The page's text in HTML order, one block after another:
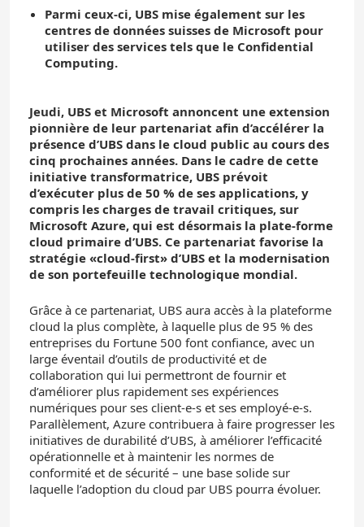
Parmi ceux-ci, UBS mise également sur les
centres de données suisses de Microsoft pour
utiliser des services tels que le Confidential
Computing.
Jeudi, UBS et Microsoft annoncent une extension
pionnière de leur partenariat afin d’accélérer la
présence d’UBS dans le cloud public au cours des
cinq prochaines années. Dans le cadre de cette
initiative transformatrice, UBS prévoit
d’exécuter plus de 50 % de ses applications, y
compris les charges de travail critiques, sur
Microsoft Azure, qui est désormais la plate-forme
cloud primaire d’UBS. Ce partenariat favorise la
stratégie «cloud-first» d’UBS et la modernisation
de son portefeuille technologique mondial.
Grâce à ce partenariat, UBS aura accès à la plateforme
cloud la plus complète, à laquelle plus de 95 % des
entreprises du Fortune 500 font confiance, avec un
large éventail d’outils de productivité et de
collaboration qui lui permettront de fournir et
d’améliorer plus rapidement ses expériences
numériques pour ses client-e-s et ses employé-e-s.
Parallèlement, Azure contribuera à faire progresser les
initiatives de durabilité d’UBS, à améliorer l’efficacité
opérationnelle et à maintenir les normes de
conformité et de sécurité – une base solide sur
laquelle l’adoption du cloud par UBS pourra évoluer.